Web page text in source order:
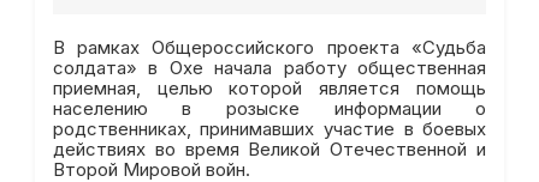
В рамках Общероссийского проекта «Судьба
солдата» в Охе начала работу общественная
приемная, целью которой является помощь
населению в розыске информации о
родственниках, принимавших участие в боевых
действиях во время Великой Отечественной и
Второй Мировой войн.